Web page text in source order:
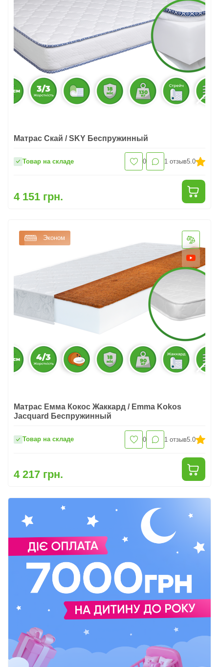
Матрас Скай / SKY Беспружинный
Товар на складе 0 1отзыв5.0
4 151 грн.
Эконом
Матрас Емма Кокос Жаккард / Emma Kokos
Jacquard Беспружинный
Товар на складе 0 1отзыв5.0
4 217 грн.